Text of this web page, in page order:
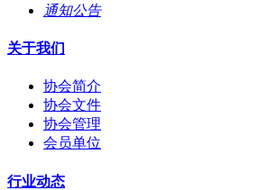
通知公告
关于我们
协会简介
协会文件
协会管理
会员单位
行业动态